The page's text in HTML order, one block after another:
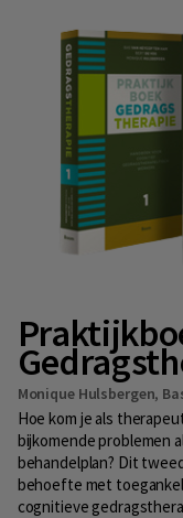
Monique Hulsbergen,
Hoe kom je als
bijkomende problemen
behandelplan? Dit
behoefte met
cognitieve